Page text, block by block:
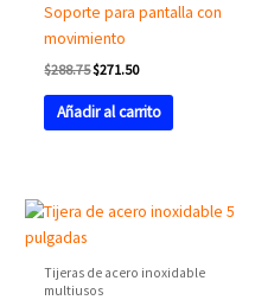
Soporte para pantalla con
movimiento
$288.75$271.50
Añadir al carrito
Tijeras de acero inoxidable
multiusos